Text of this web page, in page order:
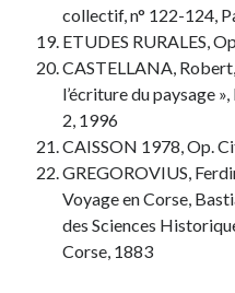
collectif, n° 122-124,
ETUDES RURALES,
CASTELLANA,
l’écriture du paysage
2, 1996
CAISSON 1978, Op.
GREGOROVIUS,
Voyage en Corse,
des Sciences
Corse, 1883